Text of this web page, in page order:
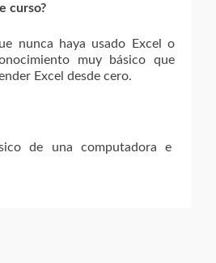
curso?
nunca haya usado Excel o
muy básico que
Excel desde cero.
de una computadora e